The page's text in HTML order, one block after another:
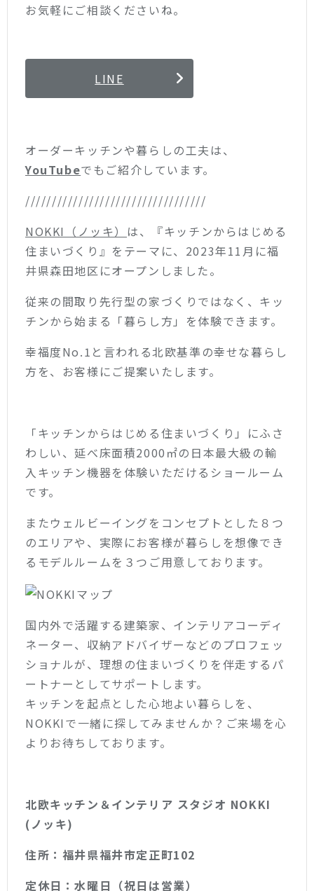
お気軽にご相談くださいね。
LINE
オーダーキッチンや暮らしの工夫は、
YouTubeでもご紹介しています。
//////////////////////////////////
NOKKI（ノッキ） は、『キッチンからはじめる
住まいづくり』をテーマに、2023年11月に福
井県森田地区にオープンしました。
従来の間取り先行型の家づくりではなく、キッ
チンから始まる「暮らし方」を体験できます。
幸福度No.1と言われる北欧基準の幸せな暮らし
方を、お客様にご提案いたします。
「キッチンからはじめる住まいづくり」にふさ
わしい、延べ床面積2000㎡の日本最大級の輸
入キッチン機器を体験いただけるショールーム
です。
またウェルビーイングをコンセプトとした８つ
のエリアや、実際にお客様が暮らしを想像でき
るモデルルームを３つご用意しております。
国内外で活躍する建築家、インテリアコーディ
ネーター、収納アドバイザーなどのプロフェッ
ショナルが、理想の住まいづくりを伴走するパ
ートナーとしてサポートします。
キッチンを起点とした心地よい暮らしを、
NOKKIで一緒に探してみませんか？ご来場を心
よりお待ちしております。
北欧キッチン＆インテリア スタジオ NOKKI
(ノッキ)
住所：福井県福井市定正町102
定休日：水曜日（祝日は営業）